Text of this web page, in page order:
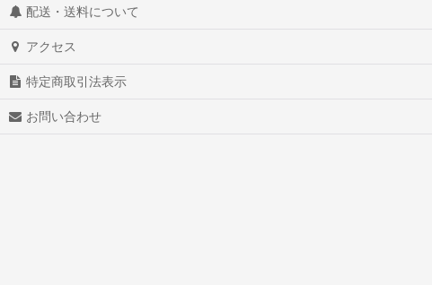
配送・送料について
アクセス
特定商取引法表示
お問い合わせ